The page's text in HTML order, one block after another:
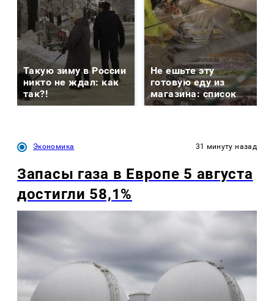
Такую зиму в России
никто не ждал: как
так?!
Не ешьте эту
готовую еду из
магазина: список
Экономика 31 минуту назад
Запасы газа в Европе 5 августа
достигли 58,1%